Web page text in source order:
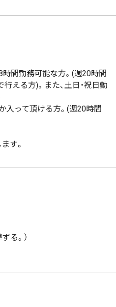
間勤務可能な方。(週20時間
える方)。また、土日・祝日勤
って頂ける方。(週20時間
す。
る。）